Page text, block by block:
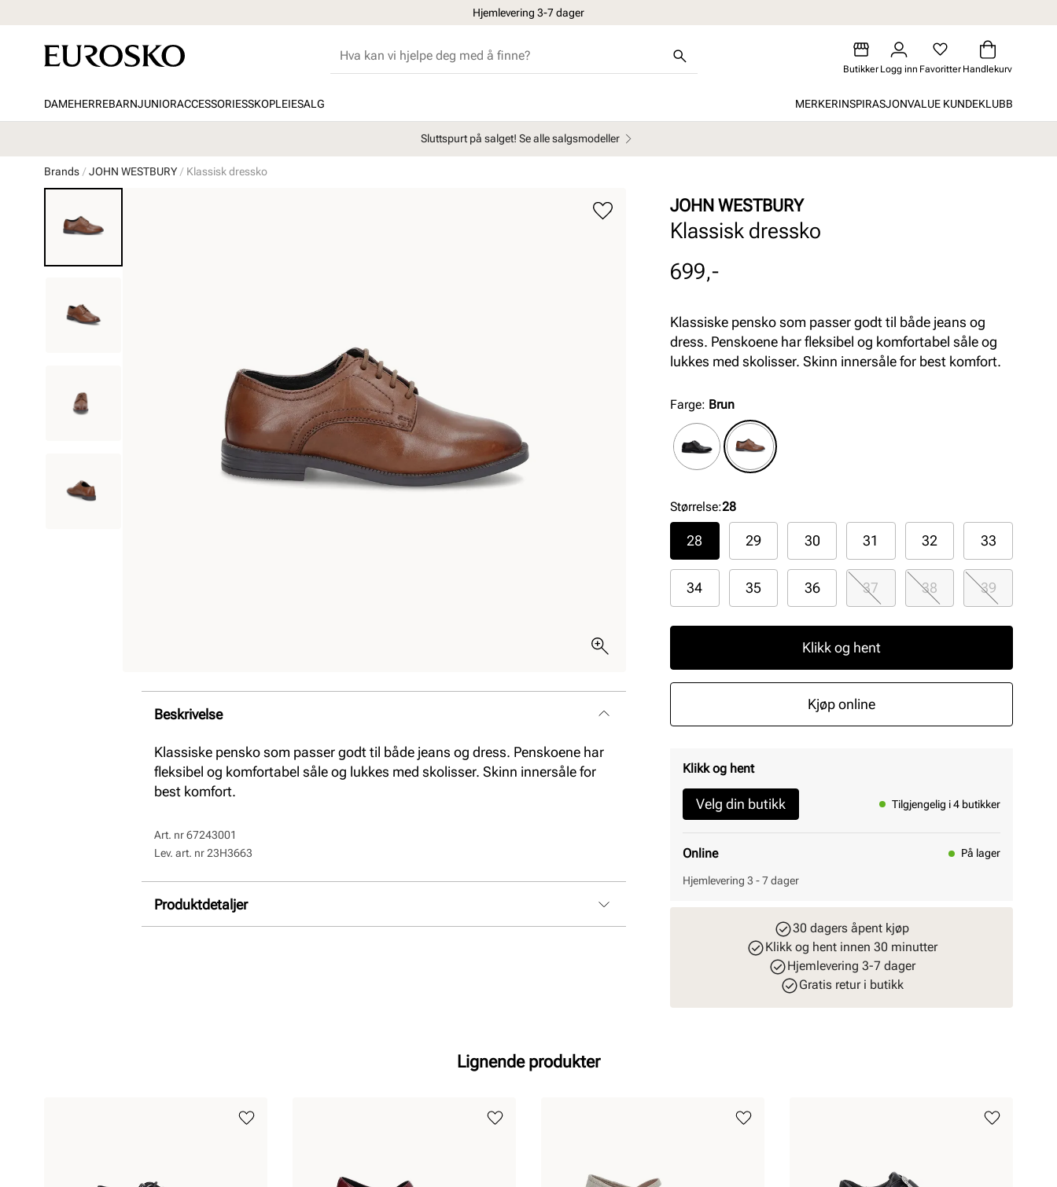
Hjemlevering 3-7 dager
Butikker Logg inn Favoritter Handlekurv
DAMEHERREBARNJUNIORACCESSORIESSKOPLEIESALG MERKERINSPIRASJONVALUE KUNDEKLUBB
Sluttspurt på salget! Se alle salgsmodeller
Brands JOHN WESTBURY Klassisk dressko
Beskrivelse
Klassiske pensko som passer godt til både jeans og dress. Penskoene har
fleksibel og komfortabel såle og lukkes med skolisser. Skinn innersåle for
best komfort.
Art. nr67243001
Lev. art. nr23H3663
Produktdetaljer
JOHN WESTBURY
Klassisk dressko
Pris
699,-
Klassiske pensko som passer godt til både jeans og
dress. Penskoene har fleksibel og komfortabel såle og
lukkes med skolisser. Skinn innersåle for best komfort.
Farge: Brun
Størrelse:28
28 29 30 31 32 33
34 35 36 37 38 39
Klikk og hent
Kjøp online
Klikk og hent
Velg din butikk Tilgjengelig i 4 butikker
Online På lager
Hjemlevering 3 - 7 dager
30 dagers åpent kjøp
Klikk og hent innen 30 minutter
Hjemlevering 3-7 dager
Gratis retur i butikk
Lignende produkter